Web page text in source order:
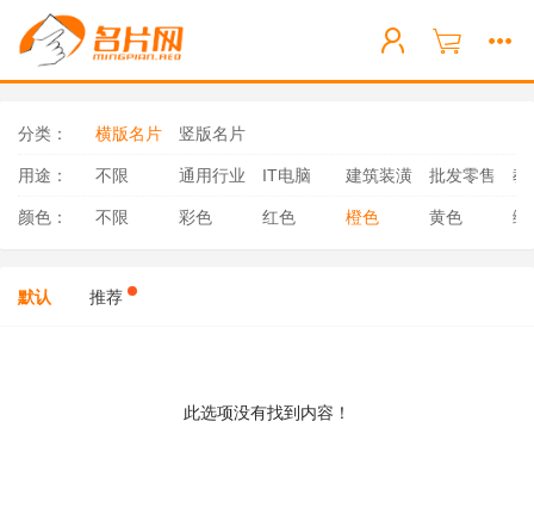
分类： 横版名片 竖版名片
用途： 不限 通用行业 IT电脑 建筑装潢 批发零售 教
颜色： 不限 彩色 红色 橙色 黄色 绿
默认 推荐
此选项没有找到内容！